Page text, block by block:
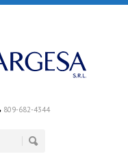
809-682-4344